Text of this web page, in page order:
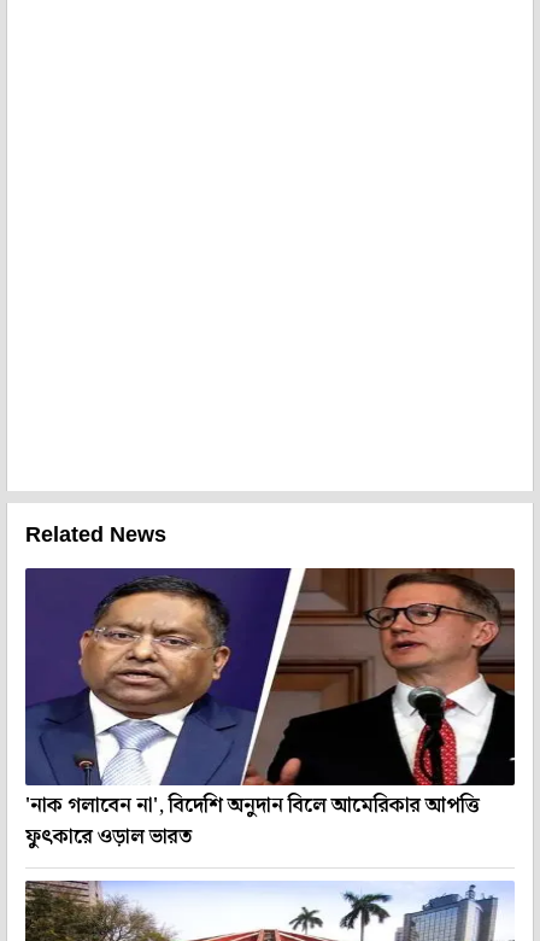
Related News
'নাক গলাবেন না', বিদেশি অনুদান বিলে আমেরিকার আপত্তি
ফুৎকারে ওড়াল ভারত